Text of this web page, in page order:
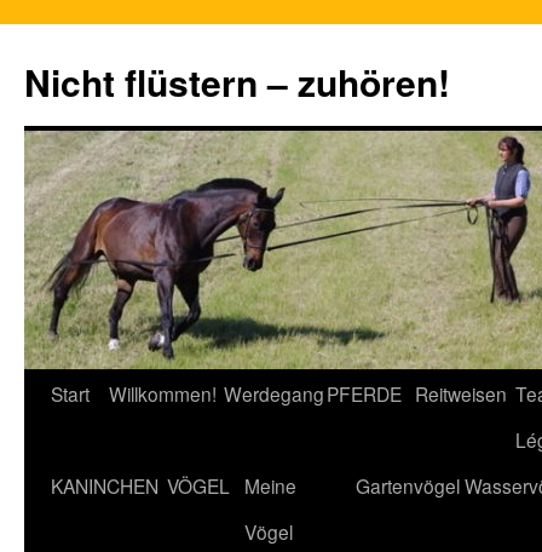
Nicht flüstern – zuhören!
Zum
springen
Start Willkommen! WerdegangPFERDE Reitweisen
KANINCHEN VÖGEL
Meine
Vögel
Gartenvögel